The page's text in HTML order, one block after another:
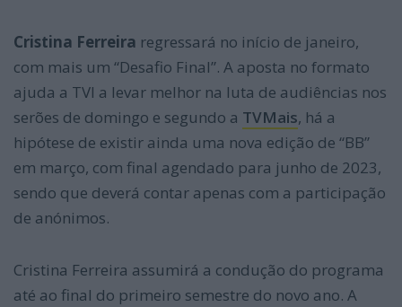
Cristina Ferreira regressará no início de janeiro,
com mais um “Desafio Final”. A aposta no formato
ajuda a TVI a levar melhor na luta de audiências nos
serões de domingo e segundo a TVMais, há a
hipótese de existir ainda uma nova edição de “BB”
em março, com final agendado para junho de 2023,
sendo que deverá contar apenas com a participação
de anónimos.
Cristina Ferreira assumirá a condução do programa
até ao final do primeiro semestre do novo ano. A